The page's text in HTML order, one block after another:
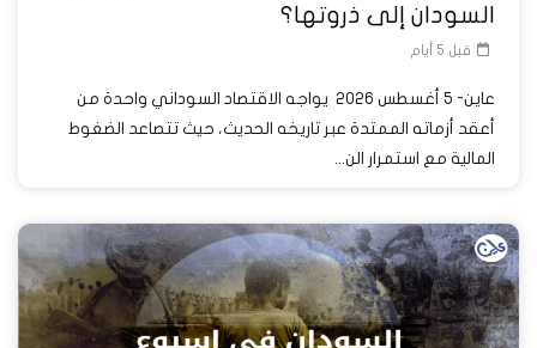
السودان إلى ذروتها؟
قبل 5 أيام
عاين- 5 أغسطس 2026 يواجه الاقتصاد السوداني واحدة من
أعقد أزماته الممتدة عبر تاريخه الحديث، حيث تتصاعد الضغوط
المالية مع استمرار الن...